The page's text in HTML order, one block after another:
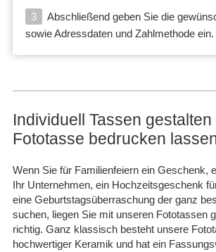
3
Abschließend geben Sie die
sowie Adressdaten und Zahlmethode ein.
Individuell Tassen
Fototasse bedrucken
Wenn Sie für Familienfeiern ein Geschenk,
Ihr Unternehmen, ein Hochzeitsgeschenk
eine Geburtstagsüberraschung der ganz
suchen, liegen Sie mit unseren Fototassen
richtig. Ganz klassisch besteht unsere
hochwertiger Keramik und hat ein